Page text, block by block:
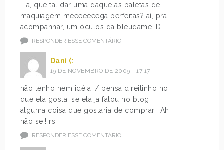
Lia, que tal dar uma daquelas paletas de
maquiagem meeeeeeega perfeitas? aí, pra
acompanhar, um óculos da bleudame ;D
RESPONDER ESSE COMENTÁRIO
Dani (:
19 DE NOVEMBRO DE 2009 - 17:17
não tenho nem idéia :/ pensa direitinho no
que ela gosta, se ela ja falou no blog
alguma coisa que gostaria de comprar… Ah
não sei! rs
RESPONDER ESSE COMENTÁRIO